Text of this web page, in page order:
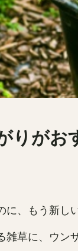
りがお
に、もう新し
草に、ウン